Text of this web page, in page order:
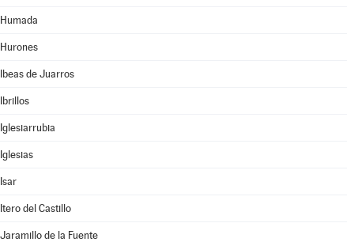
Humada
Hurones
Ibeas de Juarros
Ibrillos
Iglesiarrubia
Iglesias
Isar
Itero del Castillo
Jaramillo de la Fuente